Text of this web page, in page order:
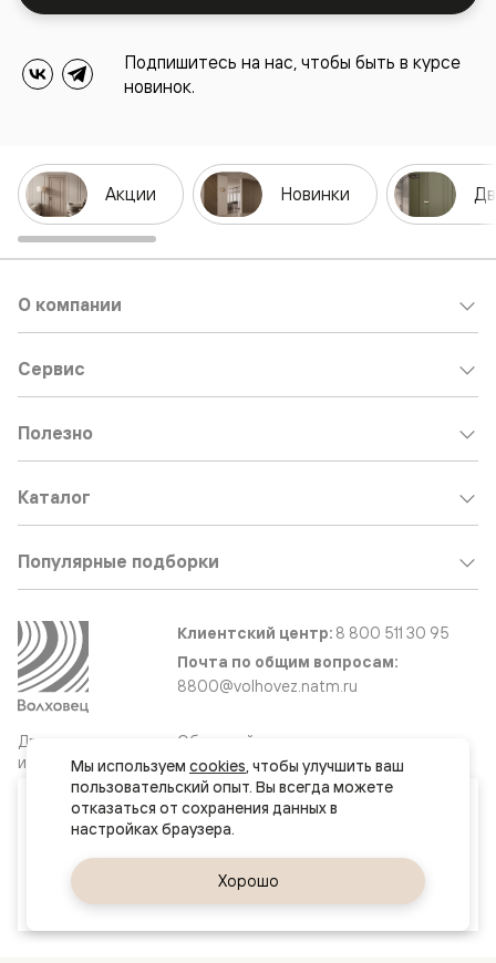
Ваш город
Подпишитесь на нас, чтобы быть в курсе
новинок.
Акции Новинки
Двери
и интерьерные
решения
О компании
Сервис
Полезно
Каталог
Популярные подборки
Клиентский центр: 8 800 511 30 95
Почта по общим вопросам:
8800@volhovez.natm.ru
Обратный звонок
Сайт не является публичной офертой
Правовая информация
Мы используем cookies, чтобы улучшить ваш
пользовательский опыт. Вы всегда можете
отказаться от сохранения данных в
Хорошо